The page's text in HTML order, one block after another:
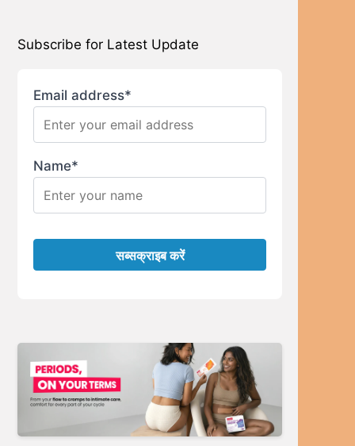
Subscribe for Latest Update
Email address*
Name*